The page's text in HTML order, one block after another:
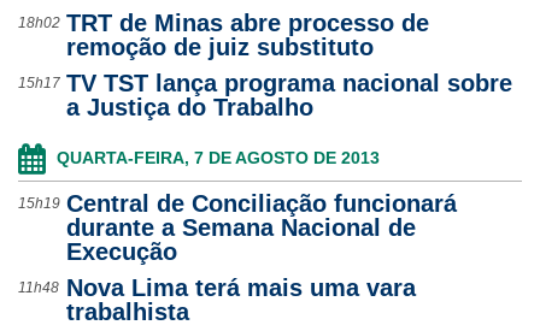
18h02 TRT de Minas abre processo de
remoção de juiz substituto
15h17 TV TST lança programa nacional sobre
a Justiça do Trabalho
QUARTA-FEIRA, 7 DE AGOSTO DE 2013
15h19 Central de Conciliação funcionará
durante a Semana Nacional de
Execução
11h48 Nova Lima terá mais uma vara
trabalhista